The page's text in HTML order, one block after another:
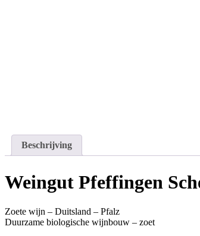
Beschrijving
Weingut Pfeffingen
Zoete wijn – Duitsland – Pfalz
Duurzame biologische wijnbouw – zoet